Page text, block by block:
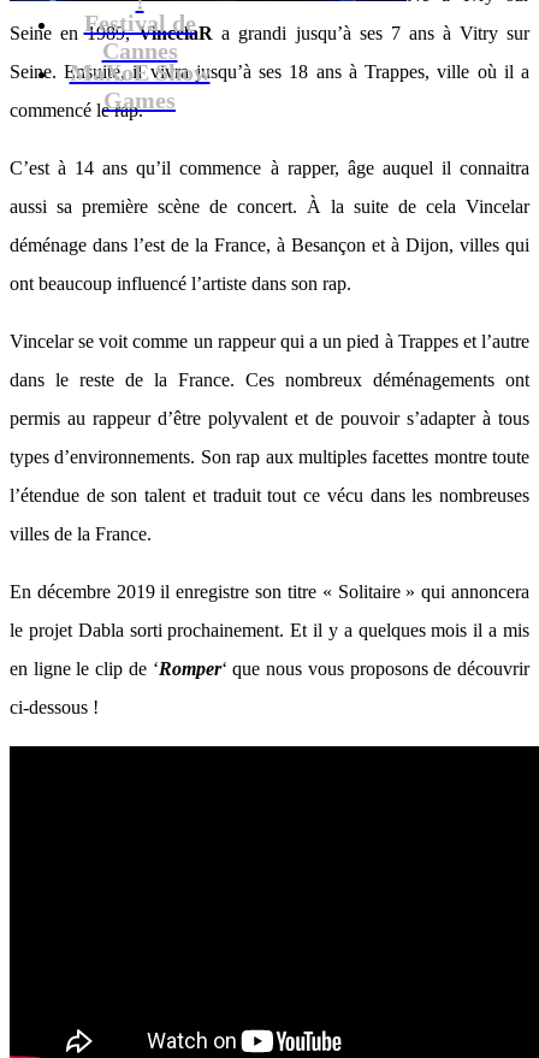
Festival de
Cannes
MaXoE Show
Games
Seine en 1989,VincelaR a grandi jusqu’à ses 7 ans à Vitry sur
Seine. Ensuite, il vivra jusqu’à ses 18 ans à Trappes, ville où il a
commencé le rap.
C’est à 14 ans qu’il commence à rapper, âge auquel il connaitra
aussi sa première scène de concert. À la suite de cela Vincelar
déménage dans l’est de la France, à Besançon et à Dijon, villes qui
ont beaucoup influencé l’artiste dans son rap.
Vincelar se voit comme un rappeur qui a un pied à Trappes et l’autre
dans le reste de la France. Ces nombreux déménagements ont
permis au rappeur d’être polyvalent et de pouvoir s’adapter à tous
types d’environnements. Son rap aux multiples facettes montre toute
l’étendue de son talent et traduit tout ce vécu dans les nombreuses
villes de la France.
En décembre 2019 il enregistre son titre « Solitaire » qui annoncera
le projet Dabla sorti prochainement. Et il y a quelques mois il a mis
en ligne le clip de ‘Romper‘ que nous vous proposons de découvrir
ci-dessous !